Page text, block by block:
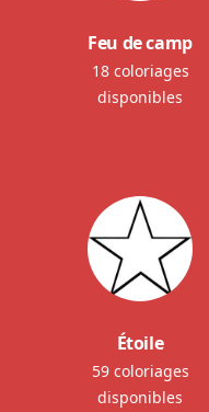
Feu de camp
18 coloriages
disponibles
Étoile
59 coloriages
disponibles